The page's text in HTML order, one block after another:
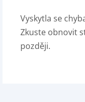
Vyskytla se
Zkuste obnovit
později.